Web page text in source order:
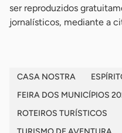
ser reproduzidos
jornalísticos, mediante a
CASA NOSTRA
FEIRA DOS MUNICÍPIOS
ROTEIROS TURÍSTICOS